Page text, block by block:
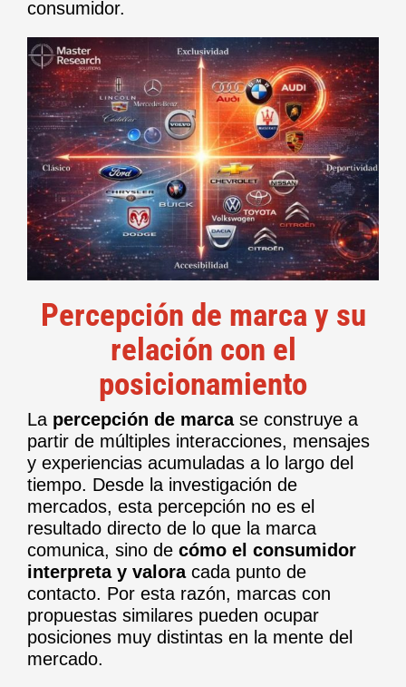
consumidor.
Percepción de marca y su
relación con el
posicionamiento
La percepción de marcase construye a
partir de múltiples interacciones, mensajes
y experiencias acumuladas a lo largo del
tiempo. Desde la investigación de
mercados, esta percepción no es el
resultado directo de lo que la marca
comunica, sino de cómo el consumidor
interpreta y valoracada punto de
contacto. Por esta razón, marcas con
propuestas similares pueden ocupar
posiciones muy distintas en la mente del
mercado.